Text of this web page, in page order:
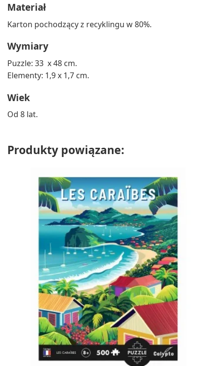
Materiał
Karton pochodzący z recyklingu w 80%.
Wymiary
Puzzle: 33 x 48 cm.
Elementy: 1,9 x 1,7 cm.
Wiek
Od 8 lat.
Produkty powiązane: